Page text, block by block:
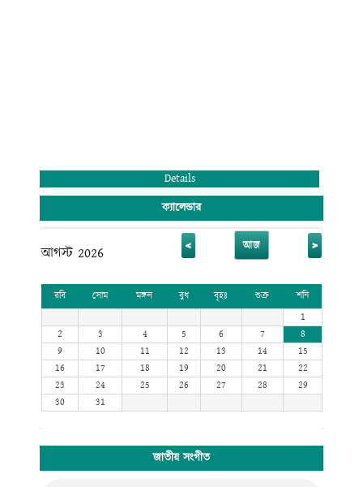
Details
ক্যালেন্ডার
আগস্ট 2026 < আজ >
রবি সোম মঙ্গল বুধ বৃহঃ শুক্র
শনি
1
2
3 4 5 6 7
8
9
10 11 12 13 14
15
16
17 18 19 20 21
22
23
24 25 26 27 28
29
30
31
জাতীয় সংগীত